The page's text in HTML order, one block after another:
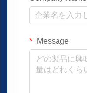
Message